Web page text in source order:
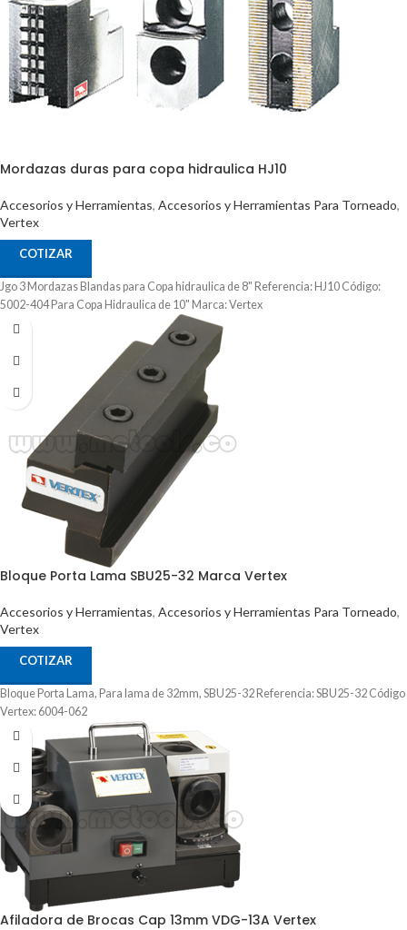
Mordazas duras para copa hidraulica HJ10
Accesorios y Herramientas, Accesorios y Herramientas Para Torneado,
Vertex
COTIZAR
Jgo 3 Mordazas Blandas para Copa hidraulica de 8" Referencia: HJ10 Código:
5002-404 Para Copa Hidraulica de 10" Marca: Vertex
Bloque Porta Lama SBU25-32 Marca Vertex
Accesorios y Herramientas, Accesorios y Herramientas Para Torneado,
Vertex
COTIZAR
Bloque Porta Lama, Para lama de 32mm, SBU25-32 Referencia: SBU25-32 Código
Vertex: 6004-062
Afiladora de Brocas Cap 13mm VDG-13A Vertex